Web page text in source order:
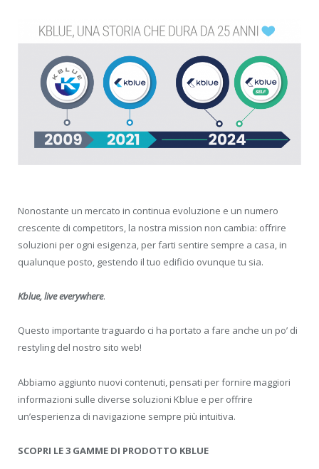
Nonostante un mercato in continua evoluzione e un numero
crescente di competitors, la nostra mission non cambia: offrire
soluzioni per ogni esigenza, per farti sentire sempre a casa, in
qualunque posto, gestendo il tuo edificio ovunque tu sia.
Kblue, live everywhere.
Questo importante traguardo ci ha portato a fare anche un po’ di
restyling del nostro sito web!
Abbiamo aggiunto nuovi contenuti, pensati per fornire maggiori
informazioni sulle diverse soluzioni Kblue e per offrire
un’esperienza di navigazione sempre più intuitiva.
SCOPRI LE 3 GAMME DI PRODOTTO KBLUE